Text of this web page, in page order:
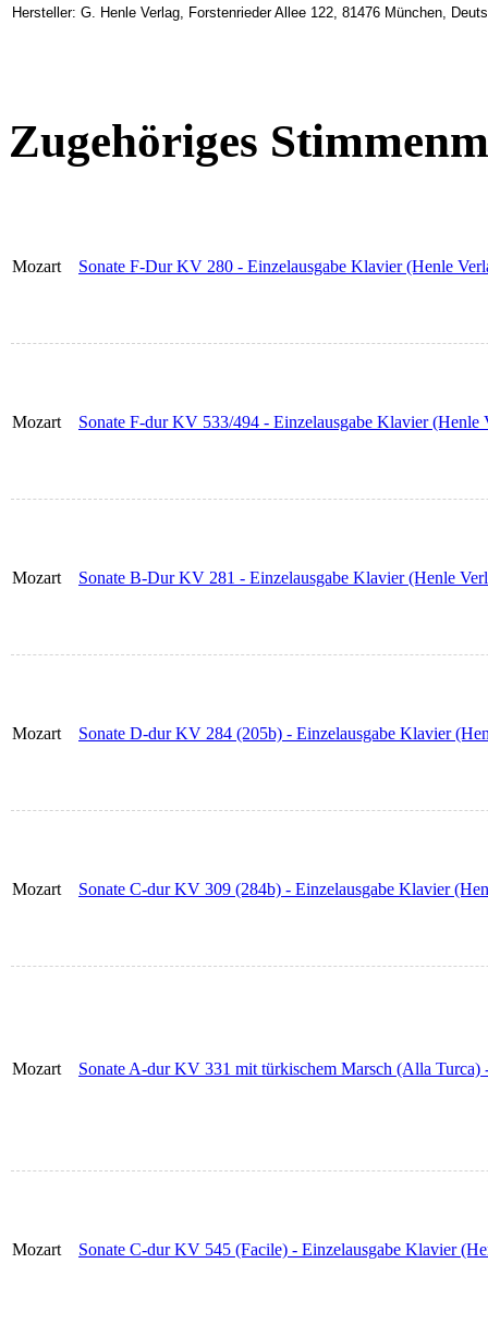
Hersteller: G. Henle Verlag, Forstenrieder Allee 122, 81476 München,
Zugehöriges
Mozart Sonate F-Dur KV 280 - Einzelausgabe Klavier (Henle
Mozart Sonate F-dur KV 533/494 - Einzelausgabe Klavier (Henle
Mozart Sonate B-Dur KV 281 - Einzelausgabe Klavier (Henle
Mozart Sonate D-dur KV 284 (205b) - Einzelausgabe Klavier
Mozart Sonate C-dur KV 309 (284b) - Einzelausgabe Klavier
Mozart Sonate A-dur KV 331 mit türkischem Marsch (Alla Turca)
Mozart Sonate C-dur KV 545 (Facile) - Einzelausgabe Klavier